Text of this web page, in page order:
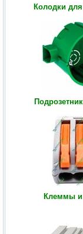
Колодки
Клеммы и